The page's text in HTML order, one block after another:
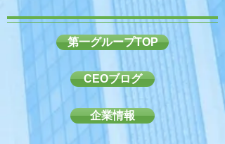
第一グループTOP
CEOブログ
企業情報